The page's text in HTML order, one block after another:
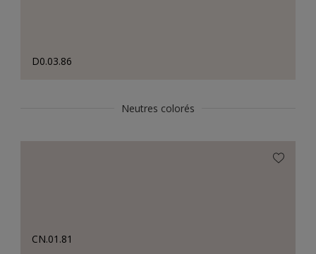
D0.03.86
Neutres colorés
CN.01.81